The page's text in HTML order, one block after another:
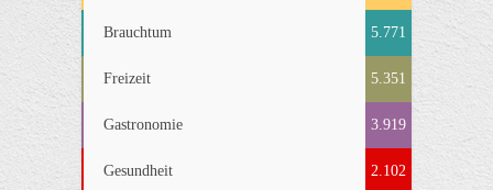
Brauchtum 5.771
Freizeit 5.351
Gastronomie 3.919
Gesundheit 2.102